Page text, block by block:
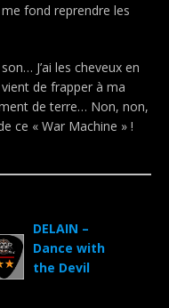
fond reprendre les
J’ai les cheveux en
de frapper à ma
de terre… Non, non,
ce « War Machine » !
DELAIN –
Dance with
the Devil